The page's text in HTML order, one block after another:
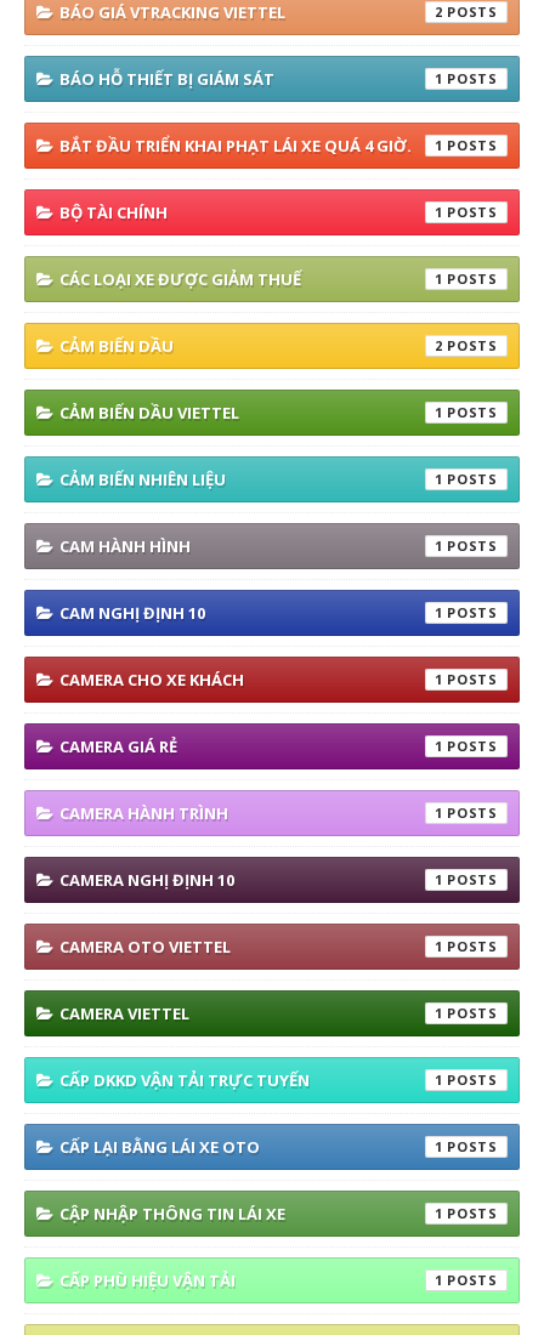
BÁO GIÁ VTRACKING VIETTEL 2
BÁO HỖ THIẾT BỊ GIÁM SÁT 1
BẮT ĐẦU TRIỂN KHAI PHẠT LÁI XE QUÁ 4 GIỜ. 1
BỘ TÀI CHÍNH 1
CÁC LOẠI XE ĐƯỢC GIẢM THUẾ 1
CẢM BIẾN DẦU 2
CẢM BIẾN DẦU VIETTEL 1
CẢM BIẾN NHIÊN LIỆU 1
CAM HÀNH HÌNH 1
CAM NGHỊ ĐỊNH 10 1
CAMERA CHO XE KHÁCH 1
CAMERA GIÁ RẺ 1
CAMERA HÀNH TRÌNH 1
CAMERA NGHỊ ĐỊNH 10 1
CAMERA OTO VIETTEL 1
CAMERA VIETTEL 1
CẤP DKKD VẬN TẢI TRỰC TUYẾN 1
CẤP LẠI BẰNG LÁI XE OTO 1
CẬP NHẬP THÔNG TIN LÁI XE 1
CẤP PHÙ HIỆU VẬN TẢI 1